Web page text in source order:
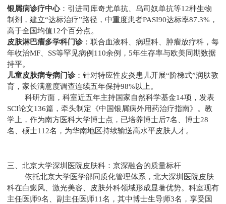
银屑病诊疗中心：引进司库奇尤单抗、乌司奴单抗等12种生物
制剂，建立“达标治疗”路径，中重度患者PASI90达标率87.3%，
高于全国均值12个百分点。
皮肤淋巴瘤多学科门诊：联合血液科、病理科、肿瘤放疗科，每
年收治MF、SS等罕见病例110余例，5年生存率与欧美同期数据
持平。
儿童皮肤病专病门诊：针对特应性皮炎患儿开展“阶梯式”润肤教
育，家长满意度调查连续五年保持98%以上。
科研方面，科室近五年主持国家自然科学基金14项，发表
SCI论文136篇，牵头制定《中国银屑病外用药治疗指南》。教
学上，作为南方医科大学博士点，已培养博士后7名、博士28
名、硕士112名，为华南地区持续输送高水平皮肤人才。
三、北京大学深圳医院皮肤科：京深融合的质量标杆
依托北京大学医学部同质化管理体系，北大深圳医院皮肤
科在白癜风、激光美容、皮肤外科领域形成显著优势。科室现有
主任医师9名、副主任医师11名，其中博士生导师3名，享受国